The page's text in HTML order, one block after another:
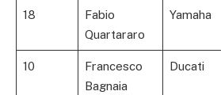
18
Fabio
Quartararo
Yamaha
10
Francesco
Bagnaia
Ducati